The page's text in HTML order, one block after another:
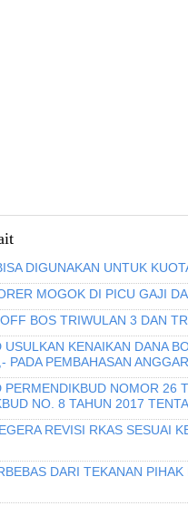
DIGUNAKAN UNTUK
MOGOK DI PICU GAJI
BOS TRIWULAN 3 DAN
USULKAN KENAIKAN DANA
PADA PEMBAHASAN
PERMENDIKBUD NOMOR 26
NO. 8 TAHUN 2017
REVISI RKAS SESUAI
DARI TEKANAN